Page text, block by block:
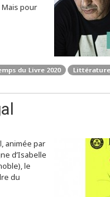
pour
du Livre 2020
animée par
d’Isabelle
le
du